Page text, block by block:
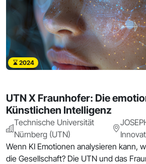
2024
UTN X Fraunhofer: Die
Künstlichen Intelligenz
Technische Universität
Nürnberg (UTN)
Wenn KI Emotionen analysieren kann,
die Gesellschaft? Die UTN und das